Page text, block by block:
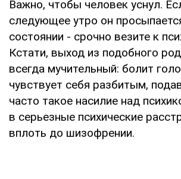
Важно, чтобы человек уснул.
следующее утро он
состоянии - срочно везите к
Кстати, выход из подобного
всегда мучительный: болит
чувствует себя разбитым,
часто такое насилие над
в серьезные психические
вплоть до шизофрении.